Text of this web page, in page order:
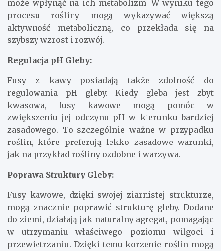
może wpłynąć na ich metabolizm. W wyniku tego
procesu rośliny mogą wykazywać większą
aktywność metaboliczną, co przekłada się na
szybszy wzrost i rozwój.
Regulacja pH Gleby:
Fusy z kawy posiadają także zdolność do
regulowania pH gleby. Kiedy gleba jest zbyt
kwasowa, fusy kawowe mogą pomóc w
zwiększeniu jej odczynu pH w kierunku bardziej
zasadowego. To szczególnie ważne w przypadku
roślin, które preferują lekko zasadowe warunki,
jak na przykład rośliny ozdobne i warzywa.
Poprawa Struktury Gleby:
Fusy kawowe, dzięki swojej ziarnistej strukturze,
mogą znacznie poprawić strukturę gleby. Dodane
do ziemi, działają jak naturalny agregat, pomagając
w utrzymaniu właściwego poziomu wilgoci i
przewietrzaniu. Dzięki temu korzenie roślin mogą